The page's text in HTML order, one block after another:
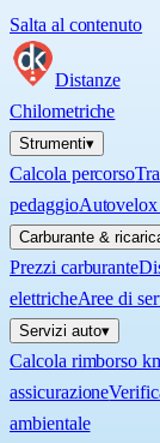
Salta al contenuto
Distanze
Chilometriche
Strumenti▾
Calcola percorso
pedaggioAutovelox
Carburante &
Prezzi carburante
elettricheAree di
Servizi auto▾
Calcola rimborso
assicurazione
ambientale